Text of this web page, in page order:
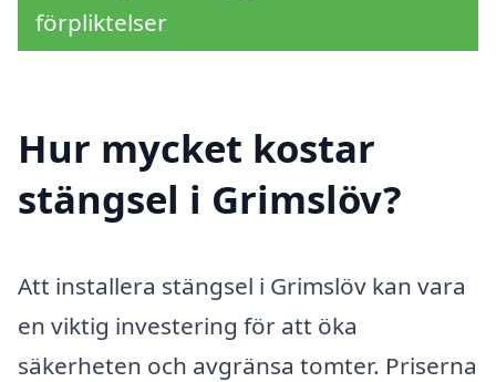
förpliktelser
Hur mycket kostar
stängsel i Grimslöv?
Att installera stängsel i Grimslöv kan vara
en viktig investering för att öka
säkerheten och avgränsa tomter. Priserna